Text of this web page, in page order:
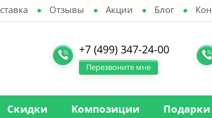
Отзывы Акции Блог
+7 (499) 347-24-00
Перезвоните мне
Скидки Композиции Подарки